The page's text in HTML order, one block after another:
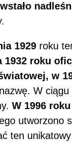
1929 roku
1932 roku
w
W
W 1996
utworzono
ten